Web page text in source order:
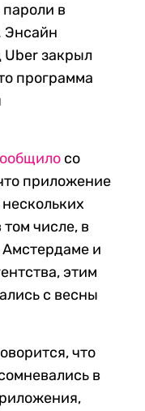
в
Энсайн
Uber закрыл
программа
со
приложение
числе, в
и
этим
с весны
что
в